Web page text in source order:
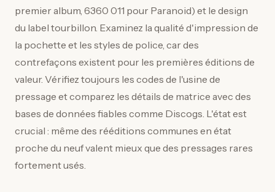
premier album, 6360 011 pour Paranoid) et le design
du label tourbillon. Examinez la qualité d'impression de
la pochette et les styles de police, car des
contrefaçons existent pour les premières éditions de
valeur. Vérifiez toujours les codes de l'usine de
pressage et comparez les détails de matrice avec des
bases de données fiables comme Discogs. L'état est
crucial : même des rééditions communes en état
proche du neuf valent mieux que des pressages rares
fortement usés.